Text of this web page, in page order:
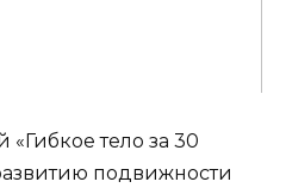
тело за 30
подвижности